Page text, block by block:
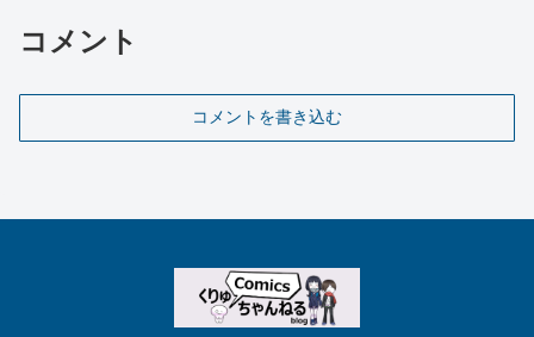
コメント
コメントを書き込む